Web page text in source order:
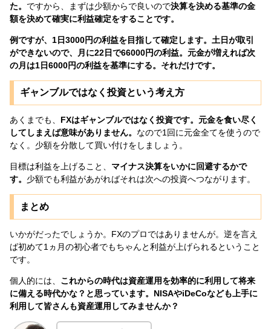
た。 ですから、まずは少額からで良いので決算を決める基準の金
額を決めて確実に利益確定をすることです。
例ですが、1日3000円の利益を目指して確定します。土日が取引
ができないので、月に22日で66000円の利益。元金が増えれば次
の月は1日6000円の利益を基準にする。それだけです。
ギャンブルではなく投資という考え方
あくまでも、 FXはギャンブルではなく投資です。元金を食い尽く
してしまえば意味がありません。 なので1回に元金全てを使うので
なく。少額を分散して買い付けをしましょう。
目標は利益を上げること、 マイナス決算をいかに回避するかで
す。 少額でも利益があがればそれは次への投資へつながります。
まとめ
いかがだったでしょうか。FXのプロではありませんが。逆を言え
ば初めて1ヵ月の初心者でもちゃんと利益が上げられるということ
です。
個人的には、 これからの時代は資産運用を効率的に利用して将来
に備える時代かな？と思っています。NISAやiDeCoなども上手に
利用して皆さんも資産運用してみませんか？